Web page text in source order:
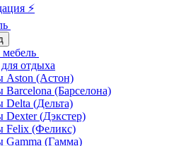
⚡
отдыха
Aston (Астон)
Barcelona (Барселона)
Delta (Дельта)
Dexter (Дэкстер)
Felix (Феликс)
Gamma (Гамма)